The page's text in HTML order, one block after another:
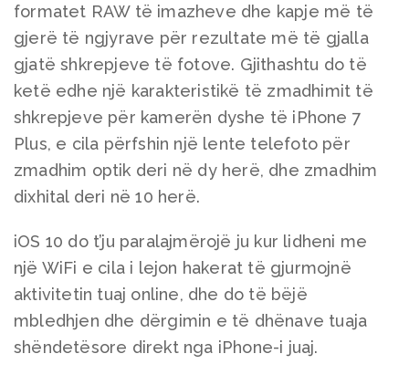
formatet RAW të imazheve dhe kapje më të
gjerë të ngjyrave për rezultate më të gjalla
gjatë shkrepjeve të fotove. Gjithashtu do të
ketë edhe një karakteristikë të zmadhimit të
shkrepjeve për kamerën dyshe të iPhone 7
Plus, e cila përfshin një lente telefoto për
zmadhim optik deri në dy herë, dhe zmadhim
dixhital deri në 10 herë.
iOS 10 do t’ju paralajmërojë ju kur lidheni me
një WiFi e cila i lejon hakerat të gjurmojnë
aktivitetin tuaj online, dhe do të bëjë
mbledhjen dhe dërgimin e të dhënave tuaja
shëndetësore direkt nga iPhone-i juaj.